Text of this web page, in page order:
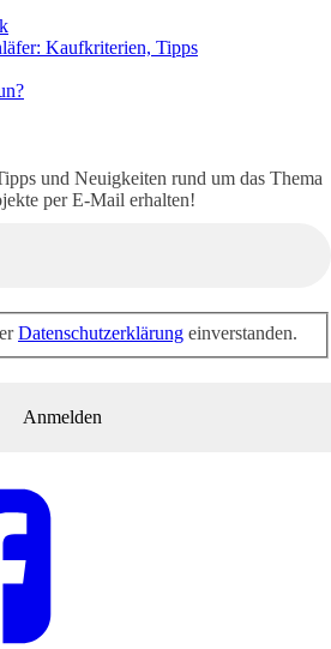
Kaufkriterien, Tipps
und Neuigkeiten rund um das Thema
per E-Mail erhalten!
Datenschutzerklärung einverstanden.